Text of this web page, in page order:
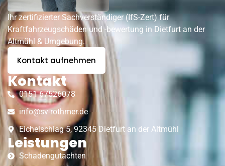
Ihr zertifizierter Sachverständiger (IfS-Zert) für
Kraftfahrzeugschäden und -bewertung in Dietfurt an der
Altmühl & Umgebung.
Kontakt aufnehmen
Kontakt
0151 67526078
info@sv-rothmer.de
Eichelschlag 5, 92345 Dietfurt an der Altmühl
Leistungen
Schadengutachten